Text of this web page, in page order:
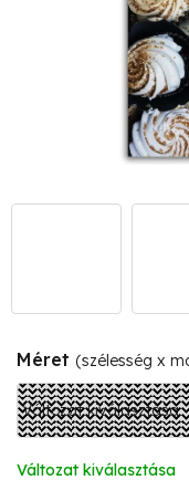
Méret (szélesség x
Változat kiválasztása